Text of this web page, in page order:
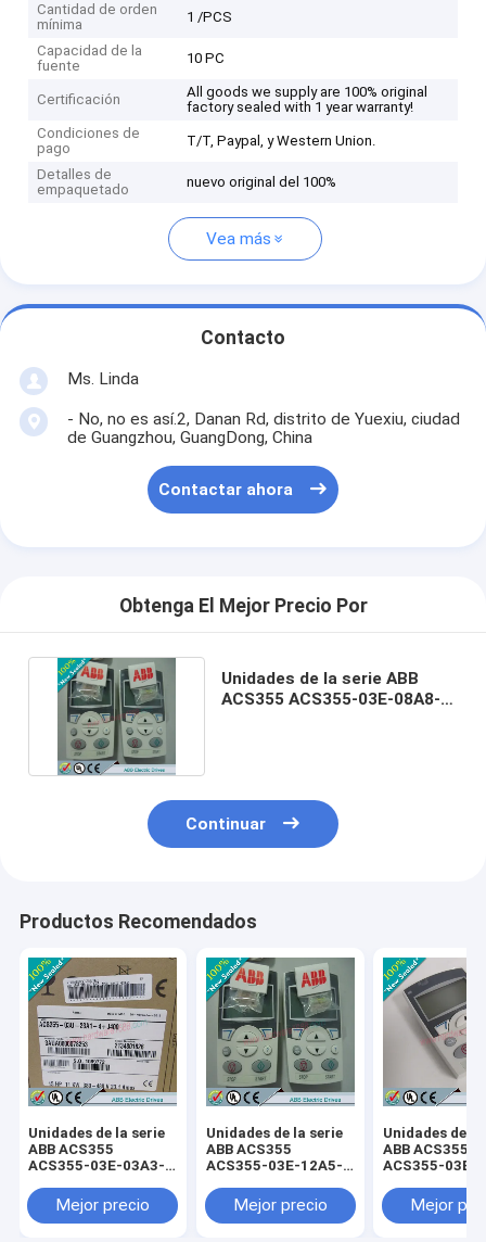
Cantidad de orden
mínima
1 /PCS
Capacidad de la
fuente
10 PC
Certificación
All goods we supply are 100% original
factory sealed with 1 year warranty!
Condiciones de
pago
T/T, Paypal, y Western Union.
Detalles de
empaquetado
nuevo original del 100%
Vea más
Contacto
Ms. Linda
- No, no es así.2, Danan Rd, distrito de Yuexiu, ciudad
de Guangzhou, GuangDong, China
Contactar ahora
Obtenga El Mejor Precio Por
Unidades de la serie ABB
ACS355 ACS355-03E-08A8-4
Continuar
Productos Recomendados
Unidades de la serie
ABB ACS355
ACS355-03E-03A3-
ACS35503E03A34+B063
Mejor precio
Unidades de la serie
ABB ACS355
ACS355-03E-12A5-
ACS35503E12A54+B063
Mejor precio
Unidades de
ABB ACS355
ACS355-03E-
Mejor